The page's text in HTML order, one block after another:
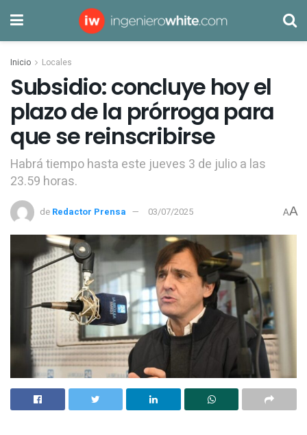
Inicio Locales
Subsidio: concluye hoy el
plazo de la prórroga para
que se reinscribirse
Habrá tiempo hasta este jueves 3 de julio a las
23.59 horas.
de Redactor Prensa 03/07/2025 AA